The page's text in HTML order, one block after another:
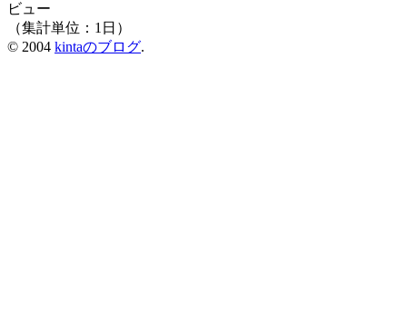
ビュー
（集計単位：1日）
© 2004 kintaのブログ.